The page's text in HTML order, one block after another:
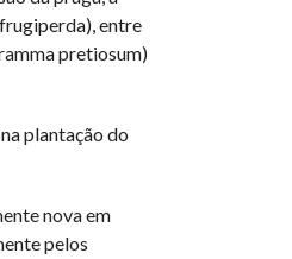
entre
pretiosum)
plantação do
nova em
pelos